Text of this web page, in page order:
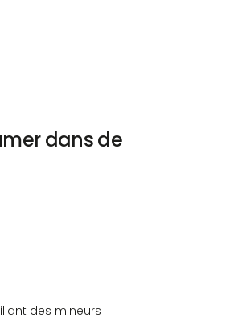
dans de
des mineurs